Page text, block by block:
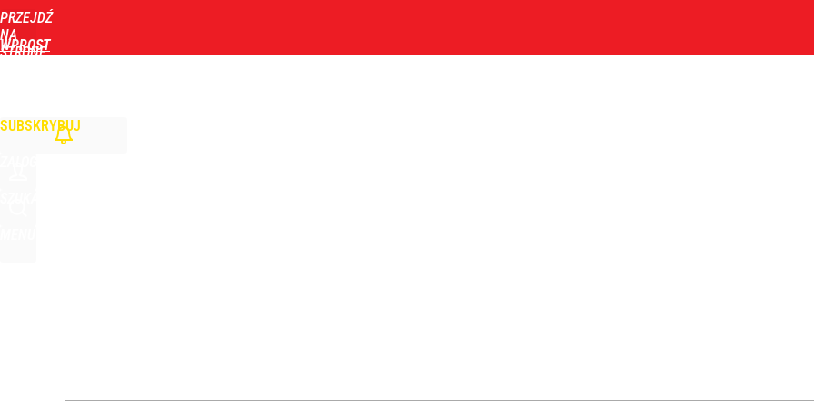
PRZEJDŹ
NA
STRONĘ
WPROST
SUBSKRYBUJ
10